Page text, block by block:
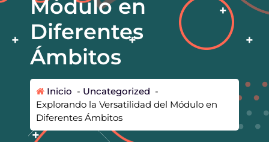
Módulo en
Diferentes
Ámbitos
Inicio - Uncategorized -
Explorando la Versatilidad del Módulo en
Diferentes Ámbitos